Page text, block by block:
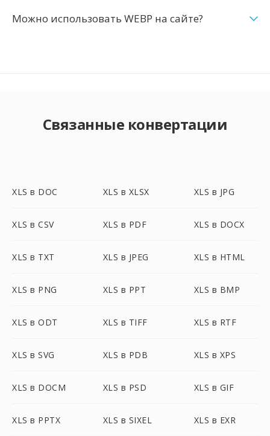
Можно использовать WEBP на сайте?
Связанные конвертации
XLS в DOC XLS в XLSX XLS в JPG
XLS в CSV XLS в PDF XLS в DOCX
XLS в TXT XLS в JPEG XLS в HTML
XLS в PNG XLS в PPT XLS в BMP
XLS в ODT XLS в TIFF XLS в RTF
XLS в SVG XLS в PDB XLS в XPS
XLS в DOCM XLS в PSD XLS в GIF
XLS в PPTX XLS в SIXEL XLS в EXR